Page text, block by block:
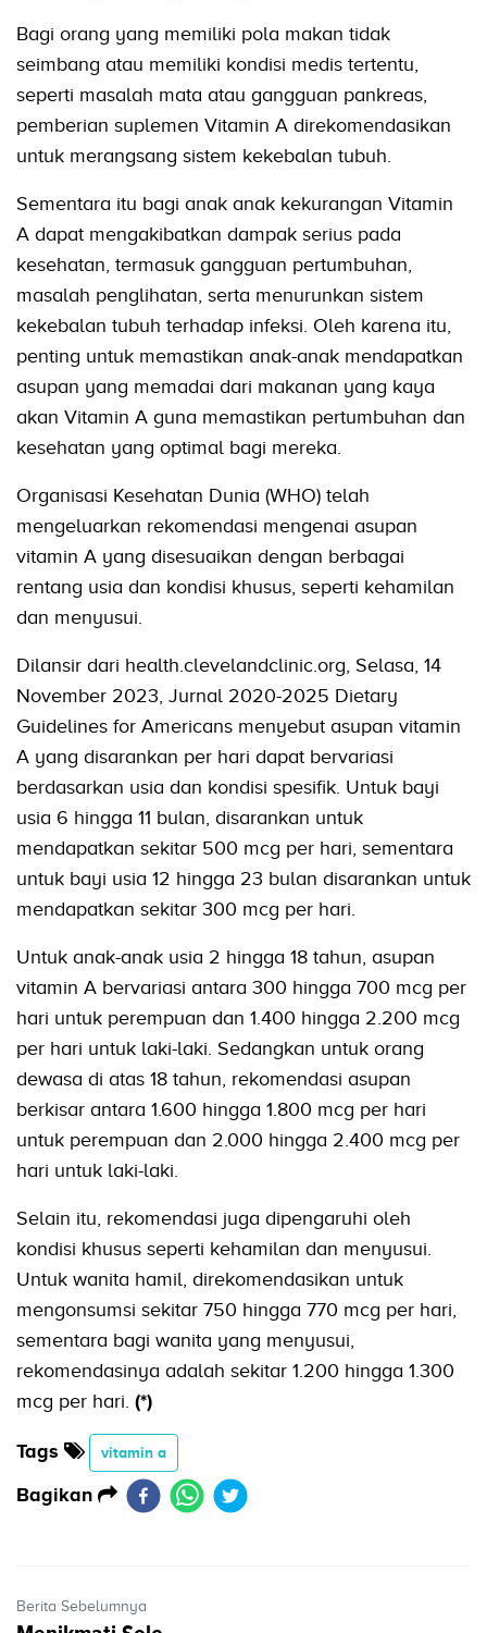
Bagi orang yang memiliki pola makan tidak
seimbang atau memiliki kondisi medis tertentu,
seperti masalah mata atau gangguan pankreas,
pemberian suplemen Vitamin A direkomendasikan
untuk merangsang sistem kekebalan tubuh.
Sementara itu bagi anak anak kekurangan Vitamin
A dapat mengakibatkan dampak serius pada
kesehatan, termasuk gangguan pertumbuhan,
masalah penglihatan, serta menurunkan sistem
kekebalan tubuh terhadap infeksi. Oleh karena itu,
penting untuk memastikan anak-anak mendapatkan
asupan yang memadai dari makanan yang kaya
akan Vitamin A guna memastikan pertumbuhan dan
kesehatan yang optimal bagi mereka.
Organisasi Kesehatan Dunia (WHO) telah
mengeluarkan rekomendasi mengenai asupan
vitamin A yang disesuaikan dengan berbagai
rentang usia dan kondisi khusus, seperti kehamilan
dan menyusui.
Dilansir dari health.clevelandclinic.org, Selasa, 14
November 2023, Jurnal 2020-2025 Dietary
Guidelines for Americans menyebut asupan vitamin
A yang disarankan per hari dapat bervariasi
berdasarkan usia dan kondisi spesifik. Untuk bayi
usia 6 hingga 11 bulan, disarankan untuk
mendapatkan sekitar 500 mcg per hari, sementara
untuk bayi usia 12 hingga 23 bulan disarankan untuk
mendapatkan sekitar 300 mcg per hari.
Untuk anak-anak usia 2 hingga 18 tahun, asupan
vitamin A bervariasi antara 300 hingga 700 mcg per
hari untuk perempuan dan 1.400 hingga 2.200 mcg
per hari untuk laki-laki. Sedangkan untuk orang
dewasa di atas 18 tahun, rekomendasi asupan
berkisar antara 1.600 hingga 1.800 mcg per hari
untuk perempuan dan 2.000 hingga 2.400 mcg per
hari untuk laki-laki.
Selain itu, rekomendasi juga dipengaruhi oleh
kondisi khusus seperti kehamilan dan menyusui.
Untuk wanita hamil, direkomendasikan untuk
mengonsumsi sekitar 750 hingga 770 mcg per hari,
sementara bagi wanita yang menyusui,
rekomendasinya adalah sekitar 1.200 hingga 1.300
mcg per hari. (*)
Tags vitamin a
Bagikan
Berita Sebelumnya